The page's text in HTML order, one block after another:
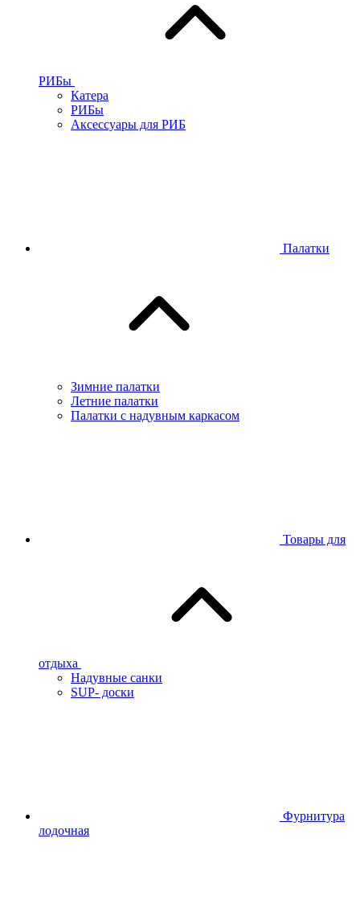
РИБы
Катера
РИБы
Аксессуары для РИБ
Палатки
Зимние палатки
Летние палатки
Палатки с надувным каркасом
Товары для
отдыха
Надувные санки
SUP- доски
Фурнитура
лодочная